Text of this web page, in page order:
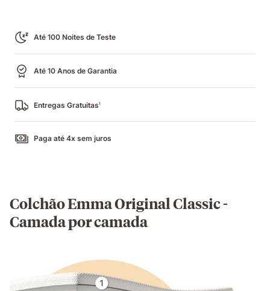
Até 100 Noites de Teste
Até 10 Anos de Garantia
Entregas Gratuitas1
Paga até 4x sem juros
Colchão Emma Original Classic -
Camada por camada